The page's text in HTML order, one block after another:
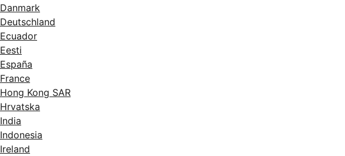
Danmark
Deutschland
Ecuador
Eesti
España
France
Hong Kong SAR
Hrvatska
India
Indonesia
Ireland